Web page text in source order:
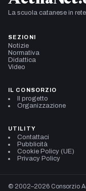
La scuola catanese in
SEZIONI
Notizie
Normativa
Didattica
Video
IL CONSORZIO
Il progetto
Organizzazione
UTILITY
Contattaci
Pubblicità
Cookie Policy (UE)
Privacy Policy
© 2002–2026 Consorzio